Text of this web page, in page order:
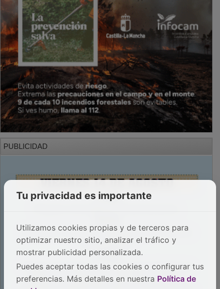
Tu privacidad es importante
Utilizamos cookies propias y de terceros para
optimizar nuestro sitio, analizar el tráfico y
mostrar publicidad personalizada.
Puedes aceptar todas las cookies o configurar tus
preferencias. Más detalles en nuestra Política de